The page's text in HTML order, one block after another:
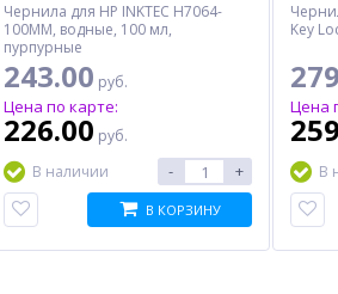
Внешний бокс для
HDD/SSD 2.5" AGESTAR
3UB2A12, черный
1 075.00руб.
Модуль памяти
PC12800
2
Чернила для HP INKTEC H7064-
100MM, водные, 100 мл,
пурпурные
243.00 руб.
Цена по карте:
226.00 руб.
В наличии
- +
В КОРЗИНУ
Key
Цена
В